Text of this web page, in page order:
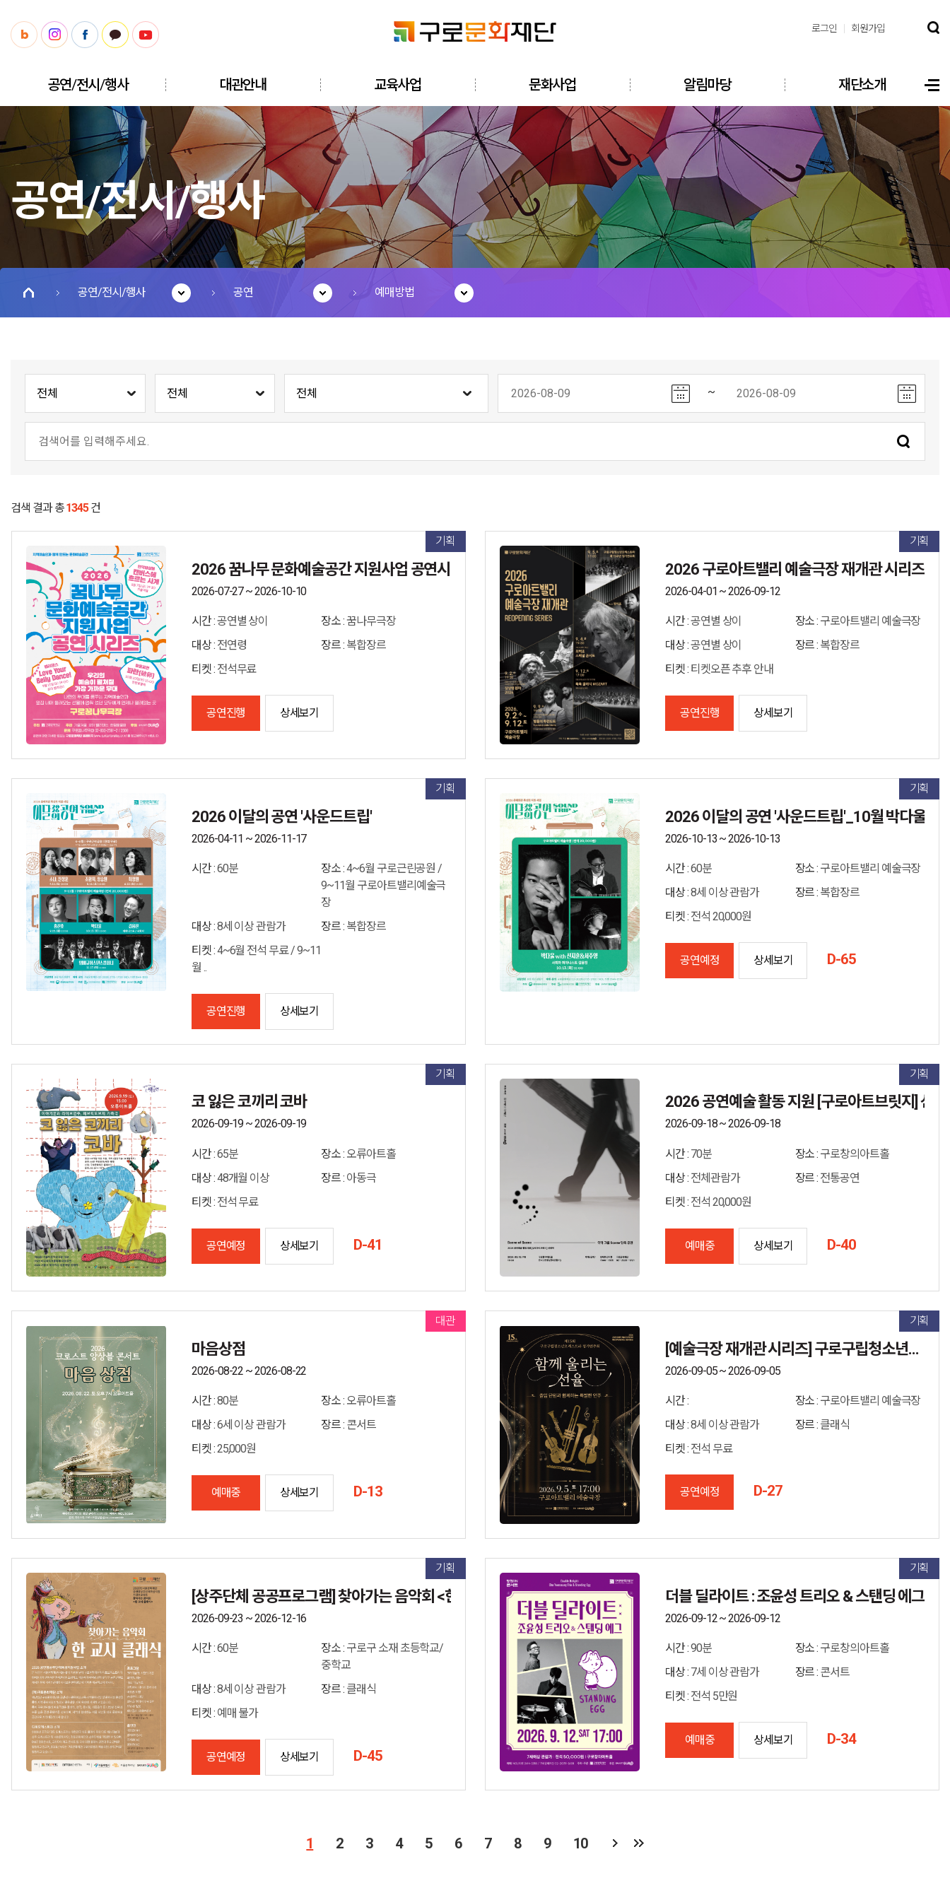
로그인 회원가입
검색창 열기
공연/전시/행사 대관안내 교육사업 문화사업 알림마당 재단소개
전체메뉴 열기
공연/전시/행사
공연/전시/행사 공연 예매방법
시작일
시작일 선택
~
종료일
종료일 선택
검색 결과 총1345건
기획
2026 꿈나무 문화예술공간 지원사업 공연시리즈
2026-07-27 ~ 2026-10-10
시간 :공연별 상이 장소 :꿈나무극장
대상 :전연령 장르 : 복합장르
티켓 :전석무료
공연진행 상세보기
기획
2026 구로아트밸리 예술극장 재개관 시리즈
2026-04-01 ~ 2026-09-12
시간 :공연별 상이 장소 : 구로아트밸리 예술극장
대상 :공연별 상이 장르 : 복합장르
티켓 :티켓오픈 추후 안내
공연진행 상세보기
기획
2026 이달의 공연 '사운드트립'
2026-04-11 ~ 2026-11-17
시간 :60분 장소 :4~6월 구로근린공원 /
9~11월 구로아트밸리예술극
장
대상 :8세 이상 관람가 장르 : 복합장르
티켓 :4~6월 전석 무료 / 9~11
월 ..
공연진행 상세보기
기획
2026 이달의 공연 '사운드트립'_10월 박다울 w...
2026-10-13 ~ 2026-10-13
시간 :60분 장소 : 구로아트밸리 예술극장
대상 :8세 이상 관람가 장르 : 복합장르
티켓 :전석 20,000원
공연예정 상세보기 D-65
기획
코 잃은 코끼리 코바
2026-09-19 ~ 2026-09-19
시간 :65분 장소 : 오류아트홀
대상 :48개월 이상 장르 : 아동극
티켓 :전석 무료
공연예정 상세보기 D-41
기획
2026 공연예술 활동 지원 [구로아트브릿지] 선
2026-09-18 ~ 2026-09-18
시간 :70분 장소 : 구로창의아트홀
대상 :전체관람가 장르 : 전통공연
티켓 :전석 20,000원
예매중 상세보기 D-40
대관
마음상점
2026-08-22 ~ 2026-08-22
시간 :80분 장소 : 오류아트홀
대상 :6세 이상 관람가 장르 : 콘서트
티켓 :25,000원
예매중 상세보기 D-13
기획
[예술극장 재개관 시리즈] 구로구립청소년오케스트라 제...
2026-09-05 ~ 2026-09-05
시간 : 장소 : 구로아트밸리 예술극장
대상 :8세 이상 관람가 장르 : 클래식
티켓 :전석 무료
공연예정 D-27
기획
[상주단체 공공프로그램] 찾아가는 음악회 <한 교시 ...
2026-09-23 ~ 2026-12-16
시간 :60분 장소 : 구로구 소재 초등학교/
중학교
대상 :8세 이상 관람가 장르 : 클래식
티켓 :예매 불가
공연예정 상세보기 D-45
기획
더블 딜라이트 : 조윤성 트리오 & 스탠딩 에그
2026-09-12 ~ 2026-09-12
시간 :90분 장소 : 구로창의아트홀
대상 :7세 이상 관람가 장르 : 콘서트
티켓 :전석 5만원
예매중 상세보기 D-34
1 2 3 4 5 6 7 8 9 10
마지막 페이지